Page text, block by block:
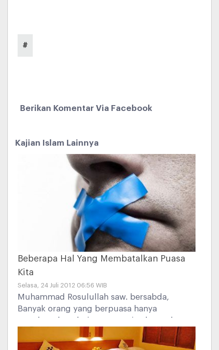
#
Berikan Komentar Via Facebook
Kajian Islam Lainnya
Beberapa Hal Yang Membatalkan Puasa
Kita
Selasa, 24 Juli 2012 06:56 WIB
Muhammad Rosulullah saw. bersabda,
Banyak orang yang berpuasa hanya
mendapatkan dari puasanya itu lapar dan
dahaga. Banyak pula orang yang
mengerjakan sholat malam hanya